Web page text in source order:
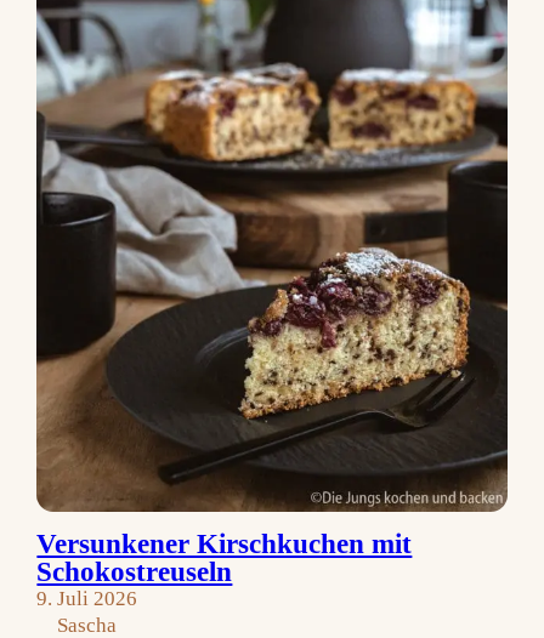
Versunkener Kirschkuchen mit
Schokostreuseln
9. Juli 2026
Sascha